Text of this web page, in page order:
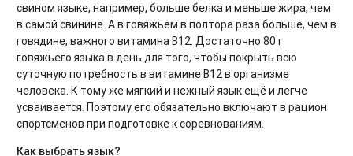
свином языке, например, больше белка и меньше жира, чем
в самой свинине. А в говяжьем в полтора раза больше, чем в
говядине, важного витамина В12. Достаточно 80 г
говяжьего языка в день для того, чтобы покрыть всю
суточную потребность в витамине В12 в организме
человека. К тому же мягкий и нежный язык ещё и легче
усваивается. Поэтому его обязательно включают в рацион
спортсменов при подготовке к соревнованиям.
Как выбрать язык?